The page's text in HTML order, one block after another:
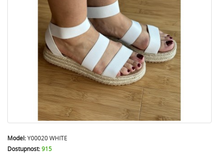
Model:Y00020 WHITE
Dostupnost:915